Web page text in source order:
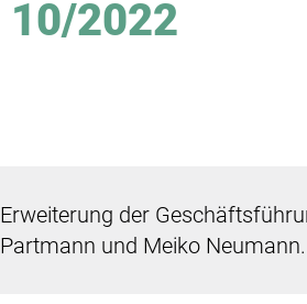
10/2022
Erweiterung der
Partmann und Meiko Neumann.